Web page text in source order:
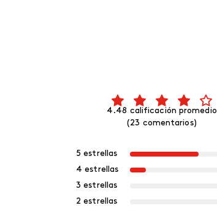
4.48 calificación promedio
(23 comentarios)
5 estrellas
4 estrellas
3 estrellas
2 estrellas